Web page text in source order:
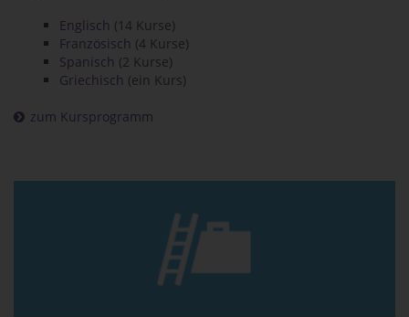
Englisch (14 Kurse)
Französisch (4 Kurse)
Spanisch (2 Kurse)
Griechisch (ein Kurs)
zum Kursprogramm